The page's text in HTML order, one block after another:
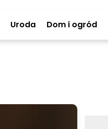
Uroda Dom i ogród